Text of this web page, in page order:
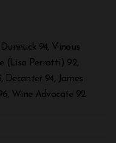
94, Vinous
(Lisa Perrotti) 92,
94, James
Wine Advocate 92